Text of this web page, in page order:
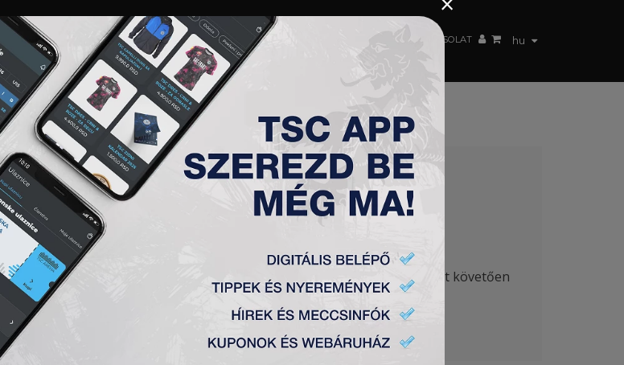
hu
TAGSÁG JEGYEK AKKREDITÁCIÓ KLUB AKADÉMIA NŐI CSAPAT KAPCSOLAT
PÁLYÁJÁT
majd a létesítményt ökumenikus ceremónia keretében felszentelték, ezt követően